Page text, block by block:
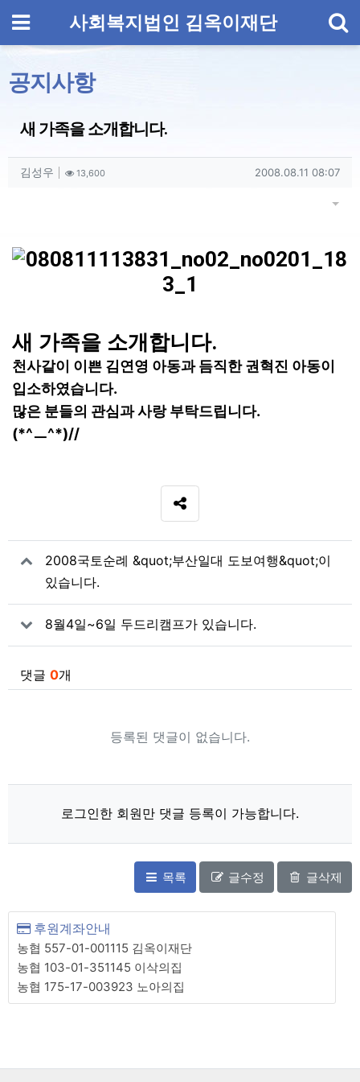
메뉴 사회복지법인 김옥이재단
공지사항
새 가족을 소개합니다.
작성자 정보
김성우 작성13,600조회 작성일
2008.08.11 08:07
게시
본문
새 가족을 소개합니다.
천사같이 이쁜 김연영 아동과 듬직한권혁진 아동이
입소하였습니다.
많은 분들의 관심과 사랑 부탁드립니다.
(*^ㅡ^*)//
SNS 공유
관련자료
2008국토순례 &quot;부산일대 도보여행&quot;이
있습니다.
8월4일~6일 두드리캠프가 있습니다.
댓글 0개
등록된 댓글이 없습니다.
로그인한 회원만 댓글 등록이 가능합니다.
목록 글수정 글삭제
후원계좌안내
농협 557-01-001115 김옥이재단
농협 103-01-351145 이삭의집
농협 175-17-003923 노아의집